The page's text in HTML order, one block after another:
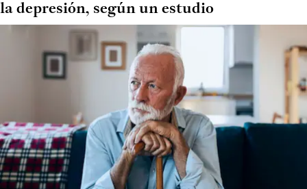
la depresión, según un estudio